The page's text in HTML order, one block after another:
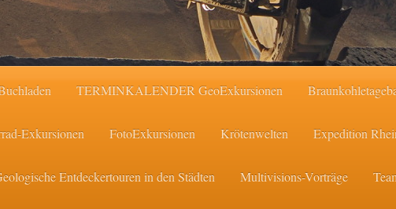
TERMINKALENDER GeoExkursionen
Exkursionen FotoExkursionen Krötenwelten Expedition
Entdeckertouren in den Städten Multivisions-Vorträge